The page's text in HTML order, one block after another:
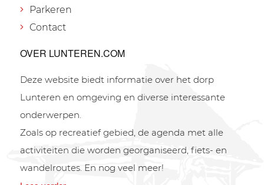
Parkeren
Contact
OVER LUNTEREN.COM
Deze website biedt informatie over het dorp
Lunteren en omgeving en diverse interessante
onderwerpen.
Zoals op recreatief gebied, de agenda met alle
activiteiten die worden georganiseerd, fiets- en
wandelroutes. En nog veel meer!